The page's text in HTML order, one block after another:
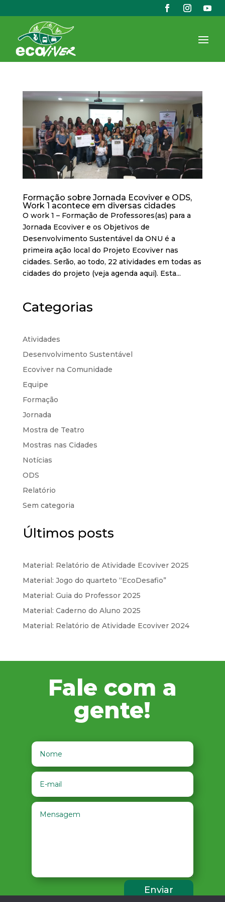
Formação sobre Jornada Ecoviver e ODS,
Work 1 acontece em diversas cidades
O work 1 – Formação de Professores(as) para a
Jornada Ecoviver e os Objetivos de
Desenvolvimento Sustentável da ONU é a
primeira ação local do Projeto Ecoviver nas
cidades. Serão, ao todo, 22 atividades em todas as
cidades do projeto (veja agenda aqui). Esta...
Categorias
Atividades
Desenvolvimento Sustentável
Ecoviver na Comunidade
Equipe
Formação
Jornada
Mostra de Teatro
Mostras nas Cidades
Notícias
ODS
Relatório
Sem categoria
Últimos posts
Material: Relatório de Atividade Ecoviver 2025
Material: Jogo do quarteto “EcoDesafio”
Material: Guia do Professor 2025
Material: Caderno do Aluno 2025
Material: Relatório de Atividade Ecoviver 2024
Fale com a
gente!
Enviar